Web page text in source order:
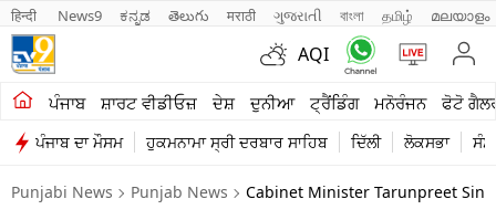
हिन्दी News9 ಕನ್ನಡ తెలుగు मराठी ગુજરાતી বাংলা தமிழ் മലയാളം
AQI
ਪੰਜਾਬ ਸ਼ਾਰਟ ਵੀਡੀਓਜ਼ ਦੇਸ਼ ਦੁਨੀਆ ਟ੍ਰੈਂਡਿੰਗ ਮਨੋਰੰਜਨ ਫੋਟੋ
ਪੰਜਾਬ ਦਾ ਮੌਸਮ ਹੁਕਮਨਾਮਾ ਸ੍ਰੀ ਦਰਬਾਰ ਸਾਹਿਬ ਦਿੱਲੀ ਲੋਕਸਭਾ
ਖੇਤੀਬਾੜੀ
ਸ਼ਾਰਟ ਵੀਡੀਓਜ਼
ਕਾਰੋਬਾਰ
Punjabi News Punjab News Cabinet Minister Tarunpreet